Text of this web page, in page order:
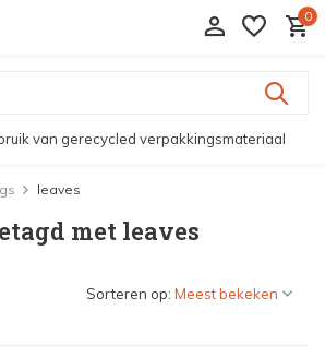
0
van gerecycled verpakkingsmateriaal
leaves
met leaves
Sorteren op: